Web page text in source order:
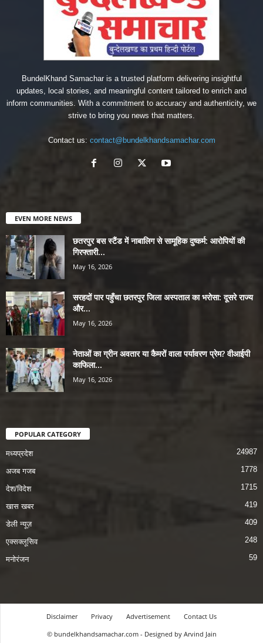
BundelKhand Samachar is a trusted platform delivering insightful
updates, local stories, and meaningful content tailored to enrich and
inform communities. With a commitment to accuracy and authenticity, we
strive to bring you news that matters.
Contact us: contact@bundelkhandsamachar.com
EVEN MORE NEWS
छतरपुर बस स्टैंड में नाबालिग से सामूहिक दुष्कर्म: आरोपियों की
गिरफ्तारी...
May 16, 2026
सरहदों पार पहुँचा छतरपुर जिला अस्पताल का भरोसा: दूसरे राज्य
और...
May 16, 2026
नेताओं का ग्रीन अवतार या कैमरों वाला पर्यावरण प्रेम? वीआईपी
काफिला...
May 16, 2026
POPULAR CATEGORY
मध्यप्रदेश 24987
अजब गजब 1778
देश/विदेश 1715
खास खबर 419
डेली न्यूज़ 409
एक्सक्लूसिव 248
मनोरंजन 59
Disclaimer Privacy Advertisement
Contact Us
© bundelkhandsamachar.com - Designed by Arvind Jain